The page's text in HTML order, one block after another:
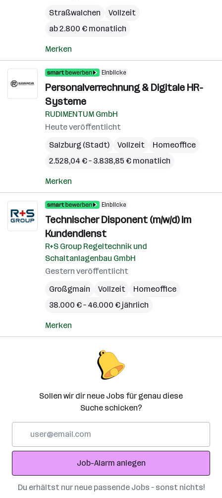
Straßwalchen
Vollzeit
ab 2.800 € monatlich
Merken
Einblicke
Personalverrechnung & Digitale HR-
Systeme
RUDIMENTUM GmbH
Heute veröffentlicht
Salzburg (Stadt)
Vollzeit
Homeoffice
2.528,04 € – 3.838,85 € monatlich
Merken
Einblicke
Technischer Disponent (m/w/d) im
Kundendienst
R+S Group Regeltechnik und
Schaltanlagenbau GmbH
Gestern veröffentlicht
Großgmain
Vollzeit
Homeoffice
38.000 € – 46.000 € jährlich
Merken
Sollen wir dir neue Jobs für genau diese
Suche schicken?
Adresse
Job-Alarm anlegen
Du erhältst nur neue passende Jobs – sonst nichts!